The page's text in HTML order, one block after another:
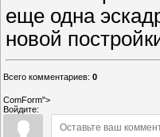
еще одна
новой
Всего комментариев: 0
ComForm">
Войдите: